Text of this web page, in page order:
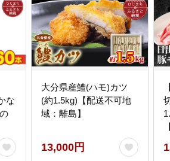
な
大分県産鱧(ハモ)カツ
(約1.5kg)【配送不可地
域：離島】
13,000円